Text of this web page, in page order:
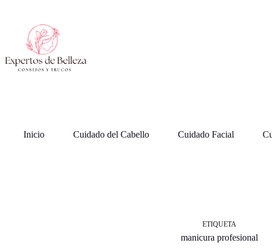
contenido
Inicio Cuidado del Cabello Cuidado Facial
ETIQUETA
manicura profesional